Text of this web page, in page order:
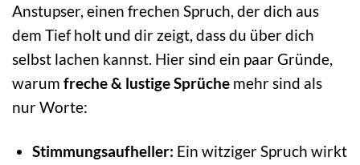
Anstupser, einen frechen Spruch, der dich aus
dem Tief holt und dir zeigt, dass du über dich
selbst lachen kannst. Hier sind ein paar Gründe,
warum freche & lustige Sprüche mehr sind als
nur Worte:
Stimmungsaufheller: Ein witziger Spruch wirkt